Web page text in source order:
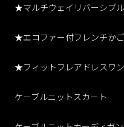
★マルチウェイリバーシブ
★エコファー付フレンチか
★フィットフレアドレスワ
ケーブルニットスカート